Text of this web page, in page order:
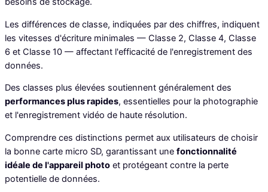
Les différences de classe, indiquées par des chiffres, indiquent
les vitesses d'écriture minimales — Classe 2, Classe 4, Classe
6 et Classe 10 — affectant l'efficacité de l'enregistrement des
données.
Des classes plus élevées soutiennent généralement des
performances plus rapides, essentielles pour la photographie
et l'enregistrement vidéo de haute résolution.
Comprendre ces distinctions permet aux utilisateurs de choisir
la bonne carte micro SD, garantissant une fonctionnalité
idéale de l'appareil photo et protégeant contre la perte
potentielle de données.